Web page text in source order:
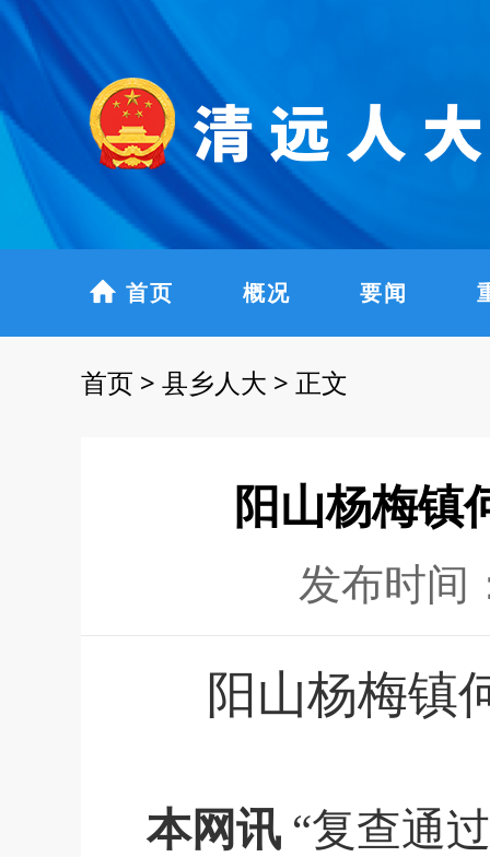
首页 概况 要闻
首页 > 县乡人大 > 正文
阳山杨梅镇
发布时间
阳山杨梅镇
本网讯 “复查通